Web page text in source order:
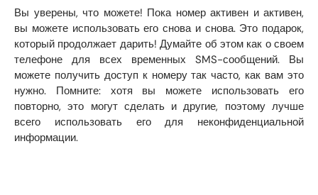
Вы уверены, что можете! Пока номер активен и активен,
вы можете использовать его снова и снова. Это подарок,
который продолжает дарить! Думайте об этом как о своем
телефоне для всех временных SMS-сообщений. Вы
можете получить доступ к номеру так часто, как вам это
нужно. Помните: хотя вы можете использовать его
повторно, это могут сделать и другие, поэтому лучше
всего использовать его для неконфиденциальной
информации.